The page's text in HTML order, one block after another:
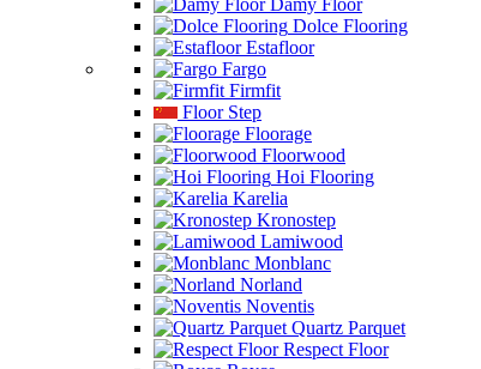
Damy Floor
Dolce Flooring
Estafloor
Fargo
Firmfit
Floor Step
Floorage
Floorwood
Hoi Flooring
Karelia
Kronostep
Lamiwood
Monblanc
Norland
Noventis
Quartz Parquet
Respect Floor